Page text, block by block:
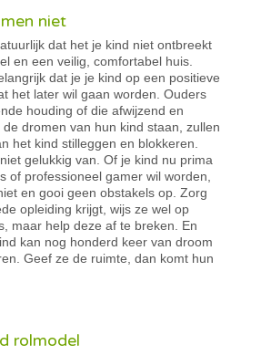
niet
dat het je kind niet ontbreekt
en een veilig, comfortabel huis.
dat je je kind op een positieve
het later wil gaan worden. Ouders
houding of die afwijzend en
dromen van hun kind staan, zullen
het kind stilleggen en blokkeren.
gelukkig van. Of je kind nu prima
of professioneel gamer wil worden,
en gooi geen obstakels op. Zorg
opleiding krijgt, wijs ze wel op
maar help deze af te breken. En
kan nog honderd keer van droom
Geef ze de ruimte, dan komt hun
rolmodel